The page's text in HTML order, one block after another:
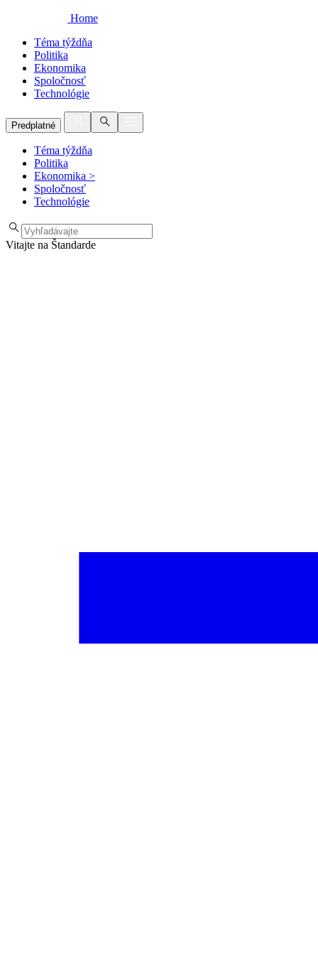
Home
Téma týždňa
Politika
Ekonomika
Spoločnosť
Technológie
Predplatné
Téma týždňa
Politika
Ekonomika >
Spoločnosť
Technológie
Vitajte na Štandarde